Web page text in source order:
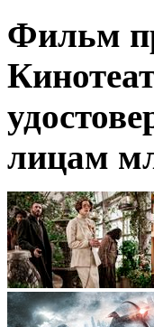
Фильм
лицам